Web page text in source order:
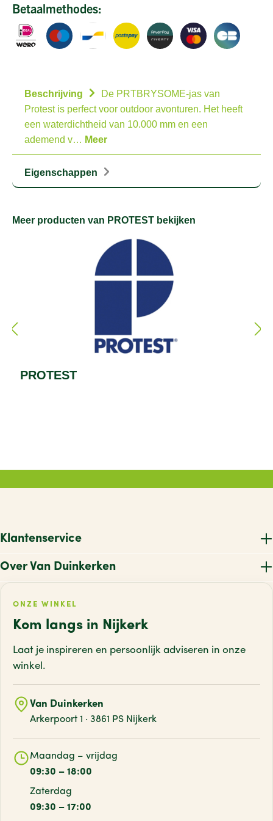
Betaalmethodes:
Beschrijving
De PRTBRYSOME-jas van
Protest is perfect voor outdoor avonturen. Het heeft
een waterdichtheid van 10.000 mm en een
ademend v… Meer
Eigenschappen
Meer producten van PROTEST bekijken
PROTEST
Klantenservice
Over Van Duinkerken
ONZE WINKEL
Kom langs in Nijkerk
Laat je inspireren en persoonlijk adviseren in onze
winkel.
Van Duinkerken
Arkerpoort 1 · 3861 PS Nijkerk
Maandag – vrijdag
09:30 – 18:00
Zaterdag
09:30 – 17:00